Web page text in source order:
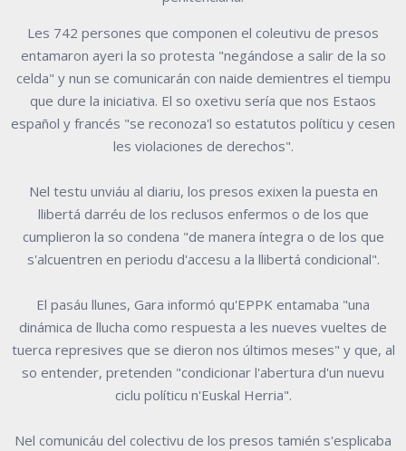
Les 742 persones que componen el coleutivu de presos
entamaron ayeri la so protesta "negándose a salir de la so
celda" y nun se comunicarán con naide demientres el tiempu
que dure la iniciativa. El so oxetivu sería que nos Estaos
español y francés "se reconoza'l so estatutos políticu y cesen
les violaciones de derechos".
Nel testu unviáu al diariu, los presos exixen la puesta en
llibertá darréu de los reclusos enfermos o de los que
cumplieron la so condena "de manera íntegra o de los que
s'alcuentren en periodu d'accesu a la llibertá condicional".
El pasáu llunes, Gara informó qu'EPPK entamaba "una
dinámica de llucha como respuesta a les nueves vueltes de
tuerca represives que se dieron nos últimos meses" y que, al
so entender, pretenden "condicionar l'abertura d'un nuevu
ciclu políticu n'Euskal Herria".
Nel comunicáu del colectivu de los presos tamién s'esplicaba